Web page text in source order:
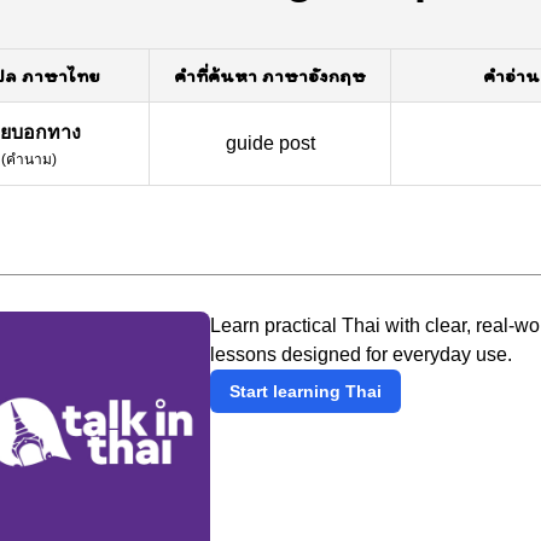
ภาษาไทย คำที่ค้นหา ภาษาอังกฤษ คำอ่าน
บอกทาง
(คำนาม)
guide post
Learn practical Thai with clear, real-
lessons designed for everyday use.
Start learning Thai